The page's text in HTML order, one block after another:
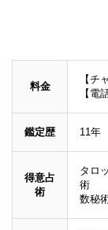
料金
【チ
【電
鑑定歴 11年
得意占
術
タロ
術
数秘